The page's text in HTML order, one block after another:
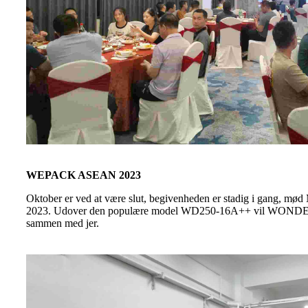
WEPACK ASEAN 2023
Oktober er ved at være slut, begivenheden er stadig i gang,
2023. Udover den populære model WD250-16A++ vil
sammen med jer.